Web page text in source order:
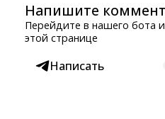
Напишите
Перейдите в нашего бота
этой странице
Написать